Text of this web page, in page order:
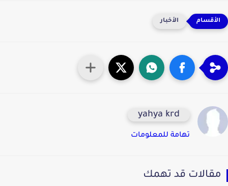
الأخبار
yahya krd
تهامة للمعلومات
قد تهمك